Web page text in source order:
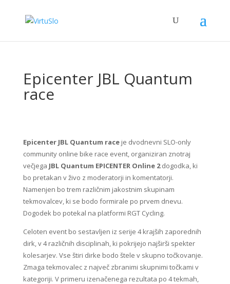
Epicenter JBL Quantum
race
Epicenter JBL Quantum raceje dvodnevni SLO-only
community online bike race event, organiziran znotraj
večjega JBL Quantum EPICENTER Online 2dogodka, ki
bo pretakan v živo z moderatorji in komentatorji.
Namenjen bo trem različnim jakostnim skupinam
tekmovalcev, ki se bodo formirale po prvem dnevu.
Dogodek bo potekal na platformi RGT Cycling.
Celoten event bo sestavljen iz serije 4 krajših zaporednih
dirk, v 4 različnih disciplinah, ki pokrijejo najširši spekter
kolesarjev. Vse štiri dirke bodo štele v skupno točkovanje.
Zmaga tekmovalec z največ zbranimi skupnimi točkami v
kategoriji. V primeru izenačenega rezultata po 4 tekmah,